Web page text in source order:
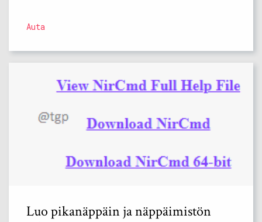
Auta
Luo pikanäppäin ja näppäimistön